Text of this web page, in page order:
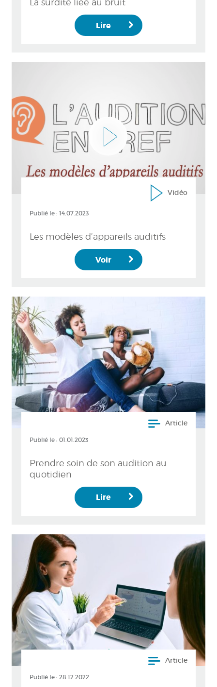
La surdité liée au bruit
Lire
Vidéo
Publié le : 14.07.2023
Les modèles d’appareils auditifs
Voir
Article
Publié le : 01.01.2023
Prendre soin de son audition au
quotidien
Lire
Article
Publié le : 28.12.2022